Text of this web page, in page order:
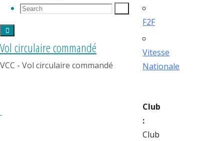
Search
Search
Vol circulaire commandé
VCC - Vol circulaire commandé
F2F
Vitesse
Nationale
Club
:
Club